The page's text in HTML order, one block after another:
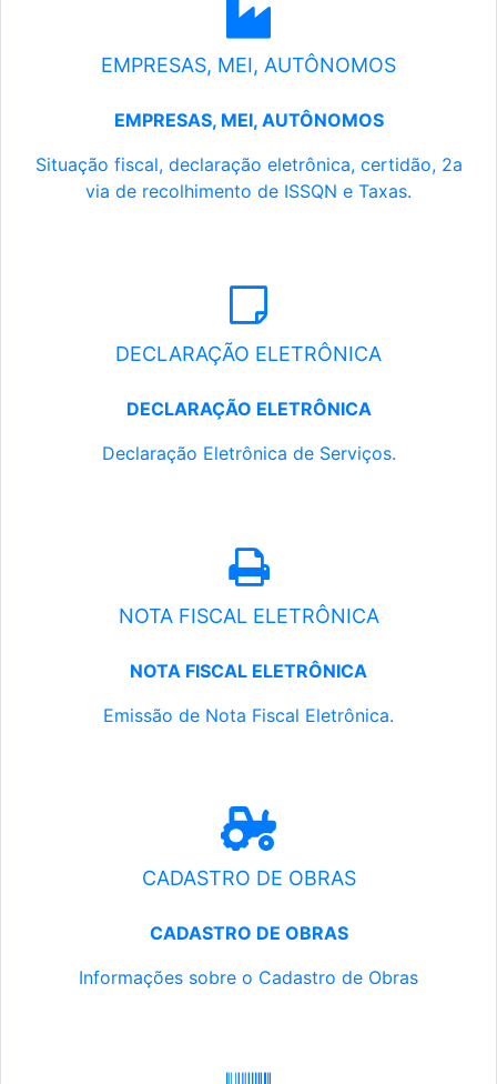
EMPRESAS, MEI, AUTÔNOMOS
EMPRESAS, MEI, AUTÔNOMOS
Situação fiscal, declaração eletrônica, certidão, 2a
via de recolhimento de ISSQN e Taxas.
DECLARAÇÃO ELETRÔNICA
DECLARAÇÃO ELETRÔNICA
Declaração Eletrônica de Serviços.
NOTA FISCAL ELETRÔNICA
NOTA FISCAL ELETRÔNICA
Emissão de Nota Fiscal Eletrônica.
CADASTRO DE OBRAS
CADASTRO DE OBRAS
Informações sobre o Cadastro de Obras